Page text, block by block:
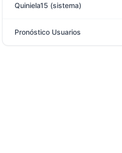
Quiniela15 (sistema)
Pronóstico Usuarios